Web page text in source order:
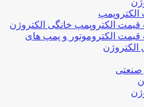
الکتروپمپ خانگی الکتروژن
الکتروموتور و پمپ های
الکتروژن
صنعتی